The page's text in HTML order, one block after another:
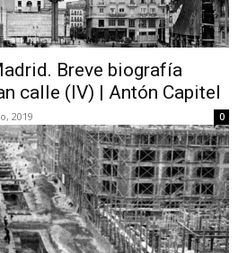
Breve biografía
calle (IV) | Antón Capitel
2019 0